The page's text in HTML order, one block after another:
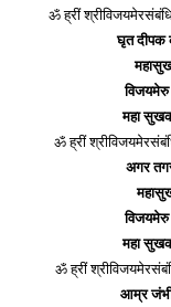
ॐ ह्रीं
घृत दीपक
महा
ॐ ह्रीं
अगर
महा
ॐ ह्रीं
आम्र